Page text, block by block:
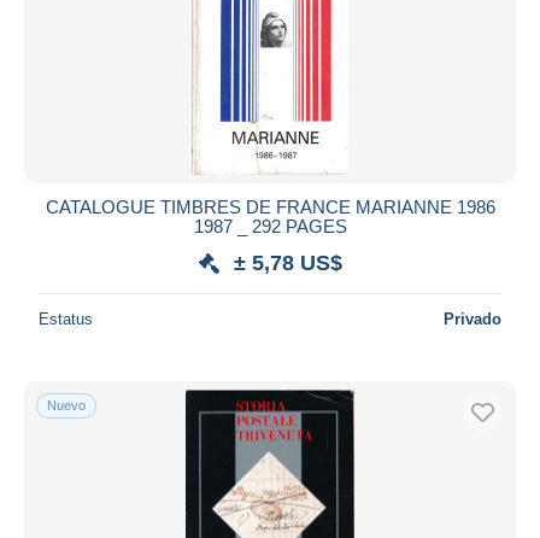
CATALOGUE TIMBRES DE FRANCE MARIANNE 1986
1987 _ 292 PAGES
± 5,78 US$
Estatus Privado
Nuevo